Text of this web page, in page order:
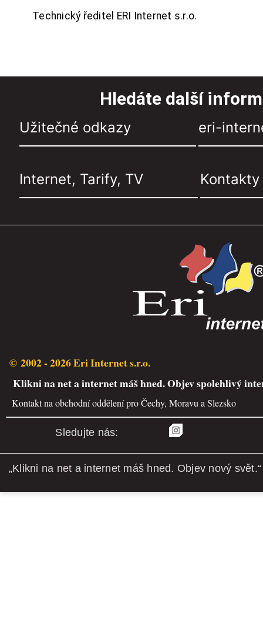
Technický ředitel ERI Internet s.r.o.
Hledáte další
Užitečné odkazy eri-
Internet, Tarify, TV Kontakty
© 2002 - 2026 Eri Internet s.r.o.
Klikni na net a internet máš hned. Objev spolehlivý
Kontakt na obchodní oddělení pro Čechy, Moravu a Slezsko
Sledujte nás:
„Klikni na net a internet máš hned. Objev nový svět.“